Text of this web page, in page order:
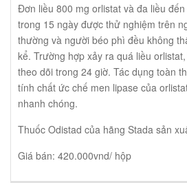
Đơn liều 800 mg orlistat và đa liều
trong 15 ngày được thử nghiệm trên
thường và người béo phì đều không
kể. Trường hợp xảy ra quá liều
theo dõi trong 24 giờ. Tác dụng toàn
tính chất ức chế men lipase của
nhanh chóng.
Thuốc Odistad của hãng Stada sản
Giá bán: 420.000vnd/ hộp